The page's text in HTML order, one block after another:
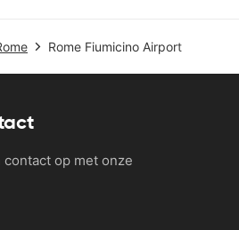
Rome Fiumicino Airport
op met onze